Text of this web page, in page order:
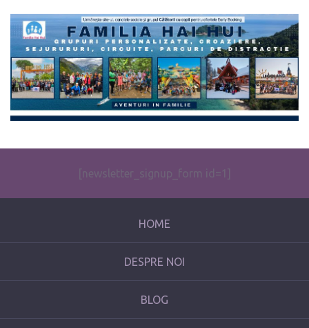
The form you have selected does not exist.
[newsletter_signup_form id=1]
HOME
DESPRE NOI
BLOG